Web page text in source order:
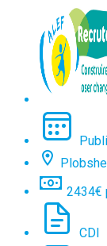
2434€
CDI